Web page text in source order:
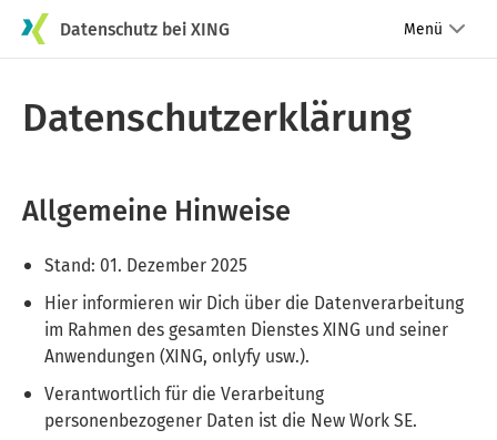
Datenschutz bei XING Menü
Datenschutzerklärung
Allgemeine Hinweise
Stand: 01. Dezember 2025
Hier informieren wir Dich über die Datenverarbeitung
im Rahmen des gesamten Dienstes XING und seiner
Anwendungen (XING, onlyfy usw.).
Verantwortlich für die Verarbeitung
personenbezogener Daten ist die New Work SE.